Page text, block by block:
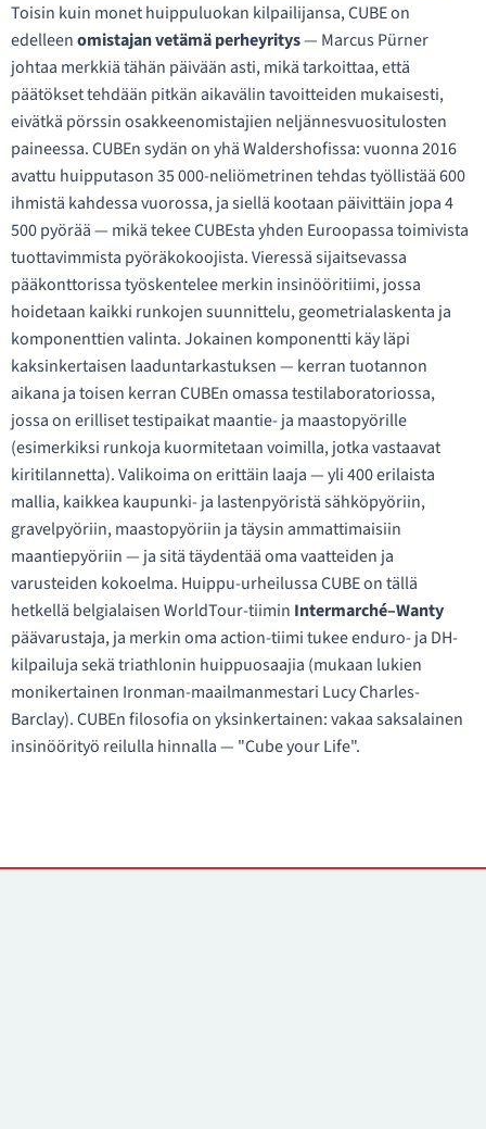
Toisin kuin monet huippuluokan kilpailijansa, CUBE on
edelleenomistajan vetämä perheyritys— Marcus Pürner
johtaa merkkiä tähän päivään asti, mikä tarkoittaa, että
päätökset tehdään pitkän aikavälin tavoitteiden mukaisesti,
eivätkä pörssin osakkeenomistajien neljännesvuositulosten
paineessa. CUBEn sydän on yhä Waldershofissa: vuonna 2016
avattu huipputason 35 000-neliömetrinen tehdas työllistää 600
ihmistä kahdessa vuorossa, ja siellä kootaan päivittäin jopa 4
500 pyörää — mikä tekee CUBEsta yhden Euroopassa toimivista
tuottavimmista pyöräkokoojista. Vieressä sijaitsevassa
pääkonttorissa työskentelee merkin insinööritiimi, jossa
hoidetaan kaikki runkojen suunnittelu, geometrialaskenta ja
komponenttien valinta. Jokainen komponentti käy läpi
kaksinkertaisen laaduntarkastuksen — kerran tuotannon
aikana ja toisen kerran CUBEn omassa testilaboratoriossa,
jossa on erilliset testipaikat maantie- ja maastopyörille
(esimerkiksi runkoja kuormitetaan voimilla, jotka vastaavat
kiritilannetta). Valikoima on erittäin laaja — yli 400 erilaista
mallia, kaikkea kaupunki- ja lastenpyöristä sähköpyöriin,
gravelpyöriin, maastopyöriin ja täysin ammattimaisiin
maantiepyöriin — ja sitä täydentää oma vaatteiden ja
varusteiden kokoelma. Huippu-urheilussa CUBE on tällä
hetkellä belgialaisen WorldTour-tiimin Intermarché–Wanty
päävarustaja, ja merkin oma action-tiimi tukee enduro- ja DH-
kilpailuja sekä triathlonin huippuosaajia (mukaan lukien
monikertainen Ironman-maailmanmestari Lucy Charles-
Barclay). CUBEn filosofia on yksinkertainen: vakaa saksalainen
insinöörityö reilulla hinnalla — "Cube your Life".